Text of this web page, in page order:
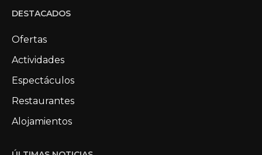
DESTACADOS
Ofertas
Actividades
Espectáculos
Restaurantes
Alojamientos